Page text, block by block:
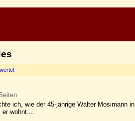
ich, wie der 45-jährige Walter
er wohnt....